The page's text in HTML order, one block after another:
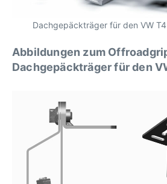
Dachgepäckträger für den VW
Abbildungen zum
Dachgepäckträger für den